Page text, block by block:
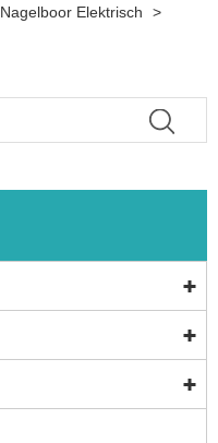
Nagelboor Elektrisch
>